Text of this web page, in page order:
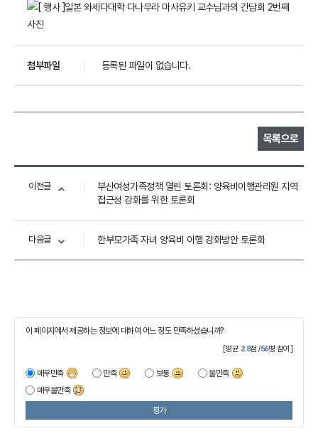
첨부파일 등록된 파일이 없습니다.
목록으로
이전글
부산여성가족정책 열린 토론회: 양육비이행관리원 지역
접근성 강화를 위한 토론회
다음글 한부모가족 자녀 양육비 이행 강화방안 토론회
이 페이지에서 제공하는 정보에 대하여 어느 정도 만족하셨습니까?
[평균 2.8점 /56명 참여]
매우만족 만족 보통
불만족
매우불만족
평가